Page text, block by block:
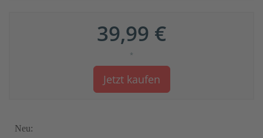
39,99 €
*
Jetzt kaufen
Neu: